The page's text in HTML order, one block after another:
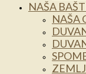
NAŠA
NAŠA